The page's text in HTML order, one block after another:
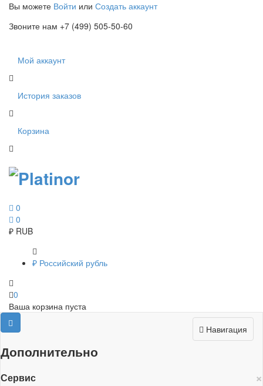
Вы можете Войти или Создать аккаунт
Звоните нам +7 (499) 505-50-60
Мой аккаунт
История заказов
Корзина
0
0
₽ RUB
₽ Российский рубль
0
Ваша корзина пуста
Навигация
Дополнительно
×
Сервис